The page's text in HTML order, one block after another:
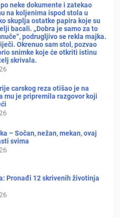
neke dokumente i zatekao
na koljenima ispod stola u
skuplja ostatke papira koje su
bacali. „Dobra je samo za to
podrugljivo se rekla majka.
Okrenuo sam stol, pozvao
snimke koje će otkriti istinu
skrivala.
carskog reza otišao je na
mu je pripremila razgovor koji
– Sočan, nežan, mekan, ovaj
svima
Pronađi 12 skrivenih životinja